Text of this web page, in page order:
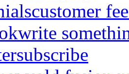
customer
write
subscribe